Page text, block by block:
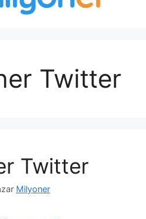
Twitter
Twitter
Milyoner